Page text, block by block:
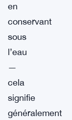
en
conservant
sous
l’eau
—
cela
signifie
généralement